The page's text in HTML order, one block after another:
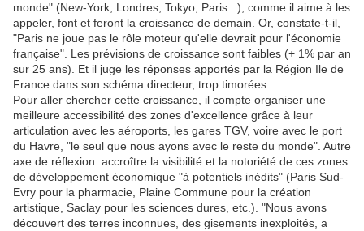
monde" (New-York, Londres, Tokyo, Paris...), comme il aime à les
appeler, font et feront la croissance de demain. Or, constate-t-il,
"Paris ne joue pas le rôle moteur qu'elle devrait pour l'économie
française". Les prévisions de croissance sont faibles (+ 1% par an
sur 25 ans). Et il juge les réponses apportés par la Région Ile de
France dans son schéma directeur, trop timorées.
Pour aller chercher cette croissance, il compte organiser une
meilleure accessibilité des zones d'excellence grâce à leur
articulation avec les aéroports, les gares TGV, voire avec le port
du Havre, "le seul que nous ayons avec le reste du monde". Autre
axe de réflexion: accroître la visibilité et la notoriété de ces zones
de développement économique "à potentiels inédits" (Paris Sud-
Evry pour la pharmacie, Plaine Commune pour la création
artistique, Saclay pour les sciences dures, etc.). "Nous avons
découvert des terres inconnues, des gisements inexploités, a